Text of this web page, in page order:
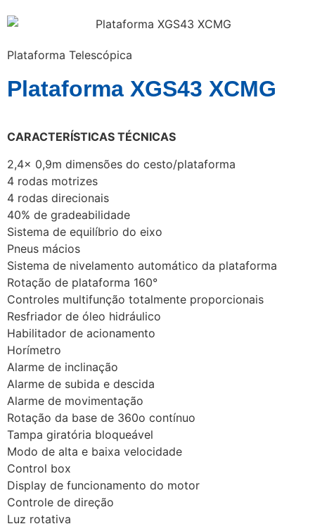
Plataforma Telescópica
Plataforma XGS43 XCMG
CARACTERÍSTICAS TÉCNICAS
2,4x 0,9m dimensões do cesto/plataforma
4 rodas motrizes
4 rodas direcionais
40% de gradeabilidade
Sistema de equilíbrio do eixo
Pneus mácios
Sistema de nivelamento automático da plataforma
Rotação de plataforma 160°
Controles multifunção totalmente proporcionais
Resfriador de óleo hidráulico
Habilitador de acionamento
Horímetro
Alarme de inclinação
Alarme de subida e descida
Alarme de movimentação
Rotação da base de 360o contínuo
Tampa giratória bloqueável
Modo de alta e baixa velocidade
Control box
Display de funcionamento do motor
Controle de direção
Luz rotativa